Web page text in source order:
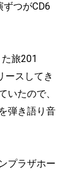
つがCD6
旅201
ースしてき
いたので、
弾き語り音
プラザホー